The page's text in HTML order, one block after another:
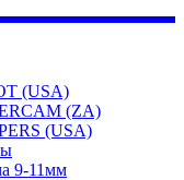
(USA)
(ZA)
(USA)
9-11мм